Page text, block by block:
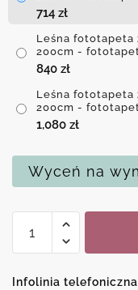
714 zł
Leśna fototapeta
200cm -
840 zł
Leśna fototapeta
200cm -
1,080 zł
Wyceń na
Leśna
zInfolinia